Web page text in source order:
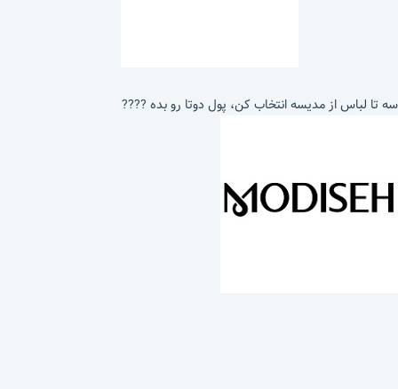
سه تا لباس از مدیسه انتخاب کن، پول دوتا رو بده ????